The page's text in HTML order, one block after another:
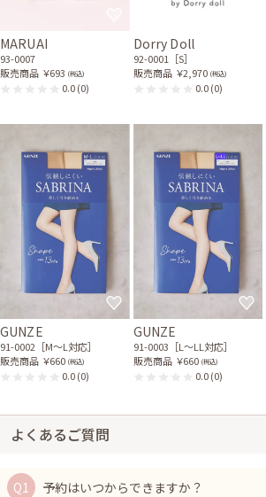
MARUAI
93-0007
販売商品 ￥693 (税込)
0.0(0)
Dorry Doll
92-0001［S］
販売商品 ￥2,970 (税込)
0.0(0)
GUNZE
91-0002［M〜L対応］
販売商品 ￥660 (税込)
0.0(0)
GUNZE
91-0003［L〜LL対応］
販売商品 ￥660 (税込)
0.0(0)
よくあるご質問
予約はいつからできますか？